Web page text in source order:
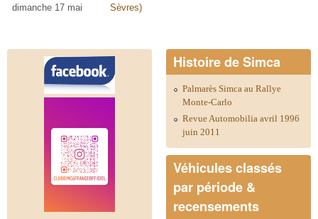
dimanche 17 mai
Sèvres)
Histoire de Simca
Palmarès Simca au Rallye
Monte-Carlo
Revue Automobilia avril 1996
juin 2011
Véhicules classés
par période &
recensements